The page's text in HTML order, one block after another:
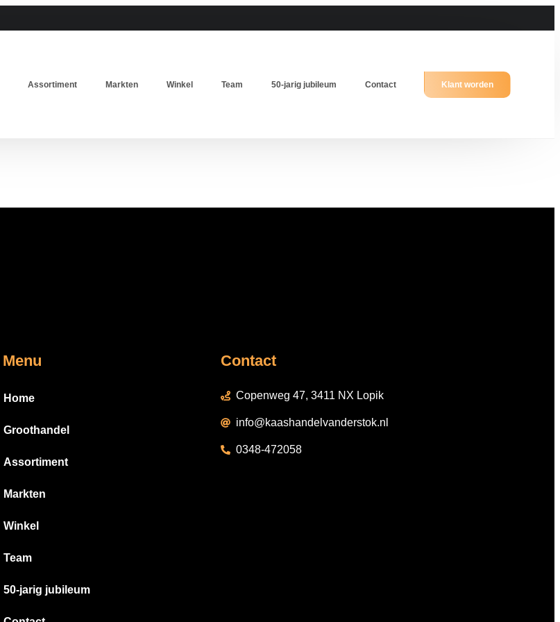
Assortiment Markten Winkel Team 50-jarig jubileum Contact Klant worden
Menu
Home
Groothandel
Assortiment
Markten
Winkel
Team
50-jarig jubileum
Contact
Copenweg 47, 3411 NX Lopik
info@kaashandelvanderstok.nl
0348-472058